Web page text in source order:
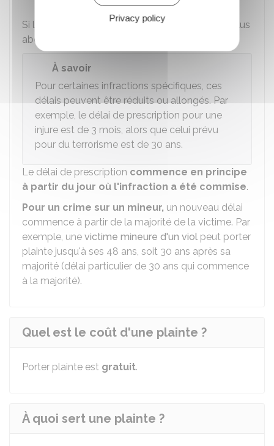
Si les faits sont prescrits, votre plainte ne peut plus
aboutir.
À savoir
Pour certaines infractions spécifiques, ces
délais peuvent être réduits ou allongés. Par
exemple, le délai de prescription pour une
injure est de 3 mois, alors que celui prévu
pour du terrorisme est de 30 ans.
Le délai de prescription commence en principe
à partir du jour où l'infraction a été commise.
Pour un crime sur un mineur, un nouveau délai
commence à partir de la majorité de la victime. Par
exemple, une victime mineure d'un viol peut porter
plainte jusqu'à ses 48 ans, soit 30 ans après sa
majorité (délai particulier de 30 ans qui commence
à la majorité).
Quel est le coût d'une plainte ?
Porter plainte est gratuit.
À quoi sert une plainte ?
Privacy policy